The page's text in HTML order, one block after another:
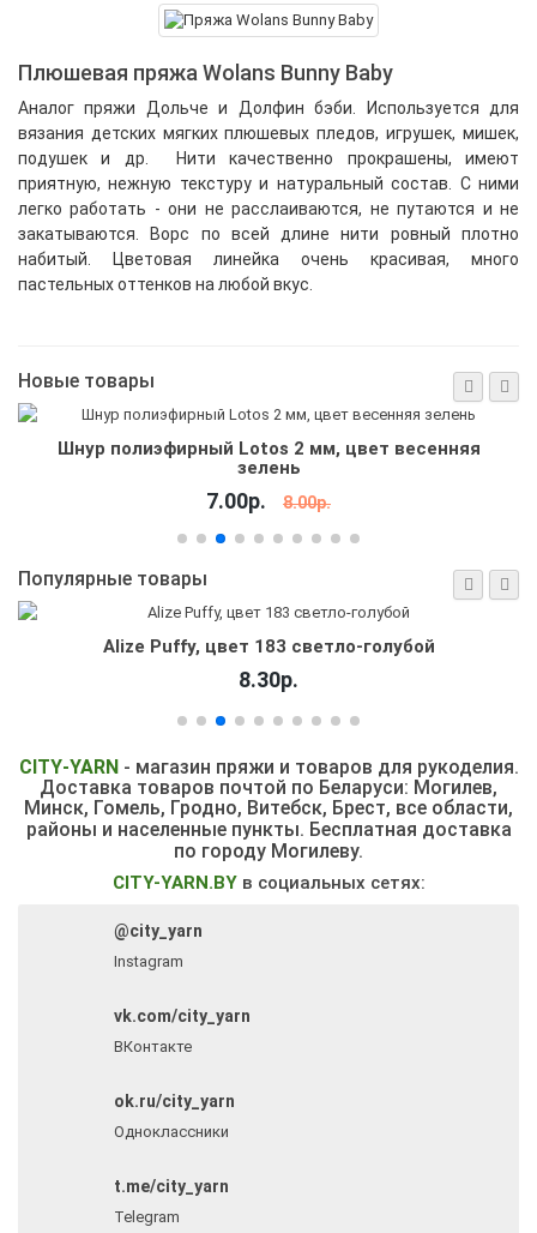
Плюшевая пряжа Wolans Bunny Baby
Аналог пряжи Дольче и Долфин бэби. Используется для
вязания детских мягких плюшевых пледов, игрушек, мишек,
подушек и др. Нити качественно прокрашены, имеют
приятную, нежную текстуру и натуральный состав. С ними
легко работать - они не расслаиваются, не путаются и не
закатываются. Ворс по всей длине нити ровный плотно
набитый. Цветовая линейка очень красивая, много
пастельных оттенков на любой вкус.
Новые товары
Шнур полиэфирный Lotos 2 мм, цвет весенняя
зелень
7.00р. 8.00р.
Популярные товары
Alize Puffy, цвет 183 светло-голубой
8.30р.
CITY-YARN - магазин пряжи и товаров для рукоделия.
Доставка товаров почтой по Беларуси: Могилев,
Минск, Гомель, Гродно, Витебск, Брест, все области,
районы и населенные пункты. Бесплатная доставка
по городу Могилеву.
CITY-YARN.BY в социальных сетях:
@city_yarn
Instagram
vk.com/city_yarn
ВКонтакте
ok.ru/city_yarn
Одноклассники
t.me/city_yarn
Telegram